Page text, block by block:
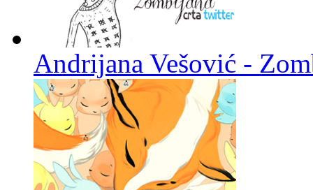
Andrijana Vešović -